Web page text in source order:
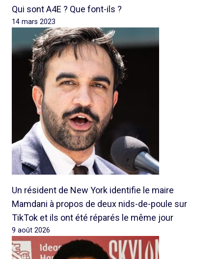
Qui sont A4E ? Que font-ils ?
14 mars 2023
Un résident de New York identifie le maire
Mamdani à propos de deux nids-de-poule sur
TikTok et ils ont été réparés le même jour
9 août 2026